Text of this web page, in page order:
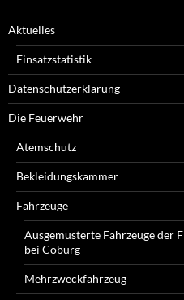
Aktuelles
Einsatzstatistik
Datenschutzerklärung
Die Feuerwehr
Atemschutz
Bekleidungskammer
Fahrzeuge
Ausgemusterte Fahrzeuge der
bei Coburg
Mehrzweckfahrzeug